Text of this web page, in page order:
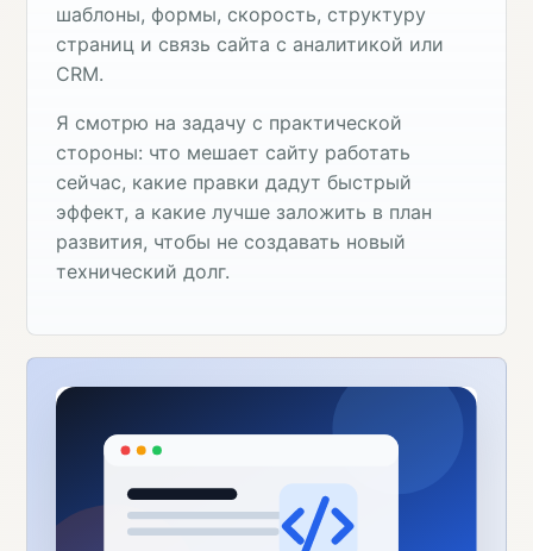
шаблоны, формы, скорость, структуру
страниц и связь сайта с аналитикой или
CRM.
Я смотрю на задачу с практической
стороны: что мешает сайту работать
сейчас, какие правки дадут быстрый
эффект, а какие лучше заложить в план
развития, чтобы не создавать новый
технический долг.